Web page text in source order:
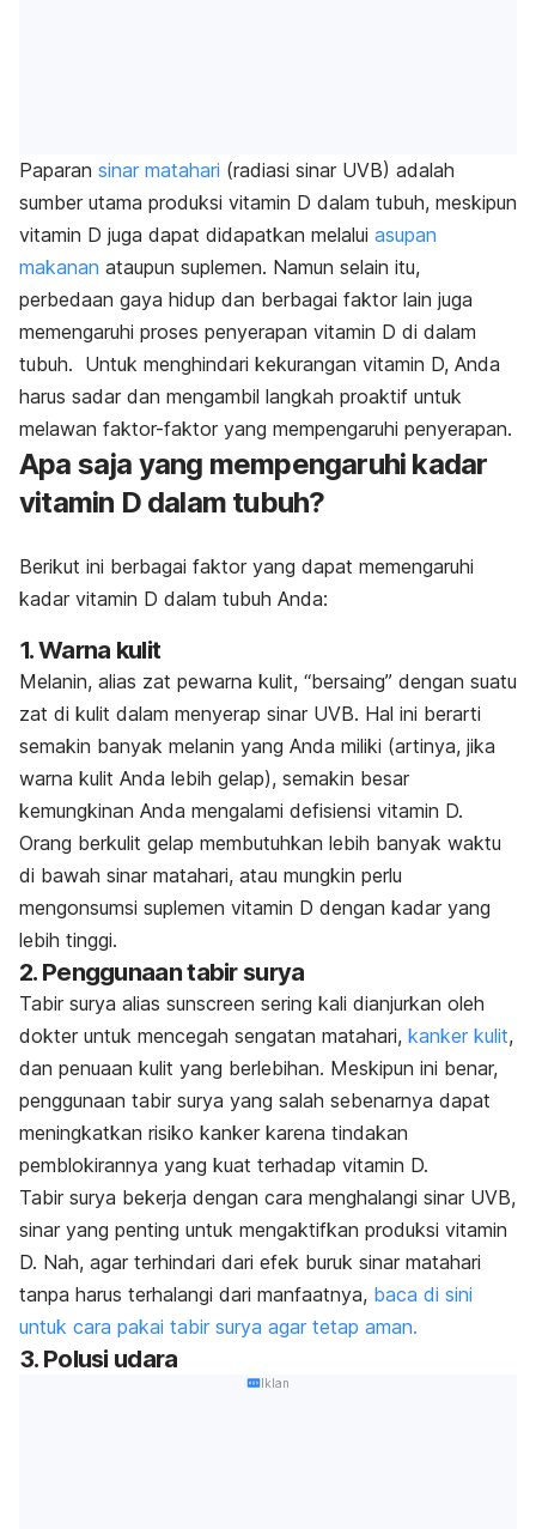
Paparan sinar matahari (radiasi sinar UVB) adalah
sumber utama produksi vitamin D dalam tubuh, meskipun
vitamin D juga dapat didapatkan melalui asupan
makanan ataupun suplemen. Namun selain itu,
perbedaan gaya hidup dan berbagai faktor lain juga
memengaruhi proses penyerapan vitamin D di dalam
tubuh. Untuk menghindari kekurangan vitamin D, Anda
harus sadar dan mengambil langkah proaktif untuk
melawan faktor-faktor yang mempengaruhi penyerapan.
Apa saja yang mempengaruhi kadar
vitamin D dalam tubuh?
Berikut ini berbagai faktor yang dapat memengaruhi
kadar vitamin D dalam tubuh Anda:
1. Warna kulit
Melanin, alias zat pewarna kulit, “bersaing” dengan suatu
zat di kulit dalam menyerap sinar UVB. Hal ini berarti
semakin banyak melanin yang Anda miliki (artinya, jika
warna kulit Anda lebih gelap), semakin besar
kemungkinan Anda mengalami defisiensi vitamin D.
Orang berkulit gelap membutuhkan lebih banyak waktu
di bawah sinar matahari, atau mungkin perlu
mengonsumsi suplemen vitamin D dengan kadar yang
lebih tinggi.
2. Penggunaan tabir surya
Tabir surya alias sunscreen sering kali dianjurkan oleh
dokter untuk mencegah sengatan matahari, kanker kulit,
dan penuaan kulit yang berlebihan. Meskipun ini benar,
penggunaan tabir surya yang salah sebenarnya dapat
meningkatkan risiko kanker karena tindakan
pemblokirannya yang kuat terhadap vitamin D.
Tabir surya bekerja dengan cara menghalangi sinar UVB,
sinar yang penting untuk mengaktifkan produksi vitamin
D. Nah, agar terhindari dari efek buruk sinar matahari
tanpa harus terhalangi dari manfaatnya, baca di sini
untuk cara pakai tabir surya agar tetap aman.
3. Polusi udara
Iklan